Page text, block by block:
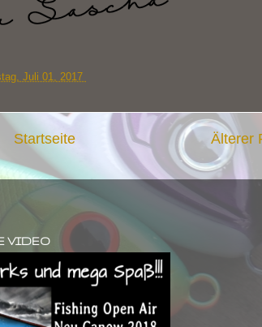
Juli 01, 2017
Älterer
Startseite
VIDEO